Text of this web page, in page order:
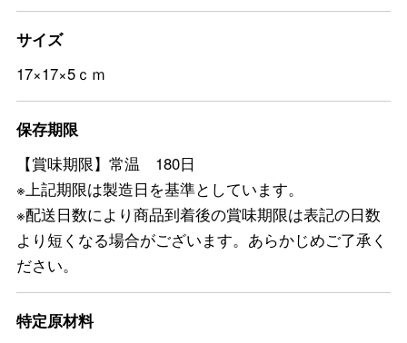
サイズ
17×17×5ｃｍ
保存期限
【賞味期限】常温 180日
※上記期限は製造日を基準としています。
※配送日数により商品到着後の賞味期限は表記の日数
より短くなる場合がございます。あらかじめご了承く
ださい。
特定原材料